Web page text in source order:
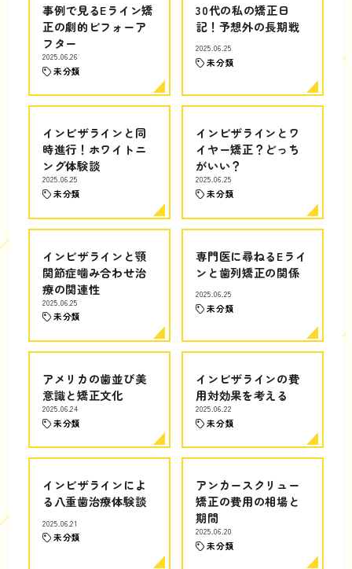
事例で見るEライン矯
正の劇的ビフォーア
フター
2025.06.26
未分類
30代の私の矯正日
記！予想外の長期戦
2025.06.25
未分類
インビザラインと同
時進行！ホワイトニ
ング体験談
2025.06.25
未分類
インビザラインとワ
イヤー矯正？どっち
がいい？
2025.06.25
未分類
インビザラインと顎
関節症噛み合わせ治
療の関連性
2025.06.25
未分類
専門医に尋ねるEライ
ンと歯列矯正の関係
2025.06.25
未分類
アメリカの歯並び美
意識と矯正文化
2025.06.24
未分類
インビザラインの費
用対効果を考える
2025.06.22
未分類
インビザラインによ
る八重歯治療体験談
2025.06.21
未分類
アンカースクリュー
矯正の費用の相場と
期間
2025.06.20
未分類